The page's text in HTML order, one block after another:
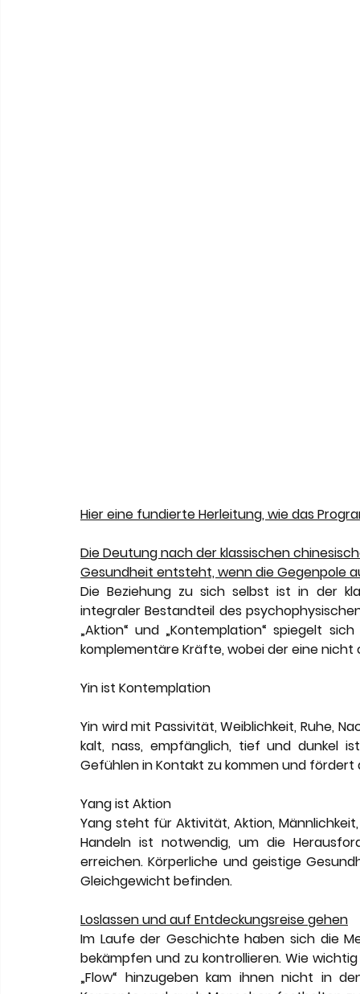
Hier eine fundierte Herleitung, wie das
Die Deutung nach der klassischen
Gesundheit entsteht, wenn die Gegenpole
Die Beziehung zu sich selbst ist in der
integraler Bestandteil des
„Aktion“ und „Kontemplation“ spiegelt
komplementäre Kräfte, wobei der eine nicht
Yin ist Kontemplation
Yin wird mit Passivität, Weiblichkeit, Ruhe,
kalt, nass, empfänglich, tief und dunkel
Gefühlen in Kontakt zu kommen und fördert
Yang ist Aktion
Yang steht für Aktivität, Aktion,
Handeln ist notwendig, um die
erreichen. Körperliche und geistige
Gleichgewicht befinden.
Loslassen und auf Entdeckungsreise gehen
Im Laufe der Geschichte haben sich die
bekämpfen und zu kontrollieren. Wie
„Flow“ hinzugeben kam ihnen nicht in